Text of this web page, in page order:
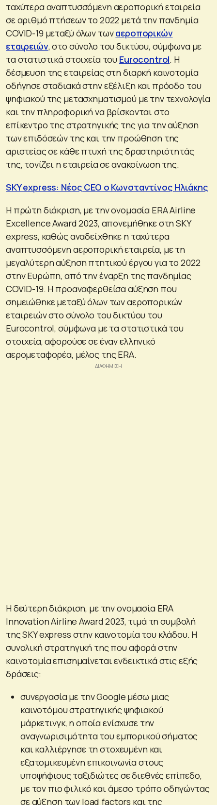
ταχύτερα αναπτυσσόμενη αεροπορική εταιρεία
σε αριθμό πτήσεων το 2022 μετά την πανδημία
COVID-19 μεταξύ όλων τωναεροπορικών
εταιρειών, στο σύνολο του δικτύου, σύμφωνα με
τα στατιστικά στοιχεία του Eurocontrol. H
δέσμευση της εταιρείας στη διαρκή καινοτομία
οδήγησε σταδιακά στην εξέλιξη και πρόοδο του
ψηφιακού της μετασχηματισμού με την τεχνολογία
και την πληροφορική να βρίσκονται στο
επίκεντρο της στρατηγικής της για την αύξηση
των επιδόσεών της και την προώθηση της
αριστείας σε κάθε πτυχή της δραστηριότητάς
της, τονίζει η εταιρεία σε ανακοίνωση της.
SKY express: Νέος CEO ο Κωνσταντίνος Ηλιάκης
Η πρώτη διάκριση, με την ονομασία ERA Airline
Excellence Award 2023, απονεμήθηκε στη SKY
express, καθώς αναδείχθηκε η ταχύτερα
αναπτυσσόμενη αεροπορική εταιρεία, με τη
μεγαλύτερη αύξηση πτητικού έργου για το 2022
στην Ευρώπη, από την έναρξη της πανδημίας
COVID-19. Η προαναφερθείσα αύξηση που
σημειώθηκε μεταξύ όλων των αεροπορικών
εταιρειών στο σύνολο του δικτύου του
Eurocontrol, σύμφωνα με τα στατιστικά του
στοιχεία, αφορούσε σε έναν ελληνικό
αερομεταφορέα, μέλος της ERA.
Η δεύτερη διάκριση, με την ονομασία ERA
Innovation Airline Award 2023, τιμά τη συμβολή
της SKY express στην καινοτομία του κλάδου. Η
συνολική στρατηγική της που αφορά στην
καινοτομία επισημαίνεται ενδεικτικά στις εξής
δράσεις:
συνεργασία με την Google μέσω μιας
καινοτόμου στρατηγικής ψηφιακού
μάρκετινγκ, η οποία ενίσχυσε την
αναγνωρισιμότητα του εμπορικού σήματος
και καλλιέργησε τη στοχευμένη και
εξατομικευμένη επικοινωνία στους
υποψήφιους ταξιδιώτες σε διεθνές επίπεδο,
με τον πιο φιλικό και άμεσο τρόπο οδηγώντας
σε αύξηση των load factors και της